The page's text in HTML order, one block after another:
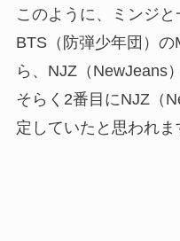
このように、ミンジ
BTS（防弾少年団）
ら、NJZ（NewJeans
そらく2番目にNJZ（
定していたと思われま